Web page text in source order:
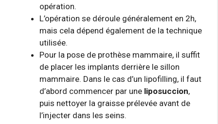
opération.
L’opération se déroule généralement en 2h,
mais cela dépend également de la technique
utilisée.
Pour la pose de prothèse mammaire, il suffit
de placer les implants derrière le sillon
mammaire. Dans le cas d’un lipofilling, il faut
d’abord commencer par une liposuccion,
puis nettoyer la graisse prélevée avant de
l’injecter dans les seins.